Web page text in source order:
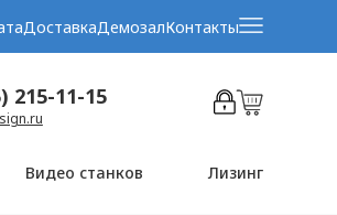
ДоставкаДемозалКонтакты
215-11-15
Видео станков Лизинг